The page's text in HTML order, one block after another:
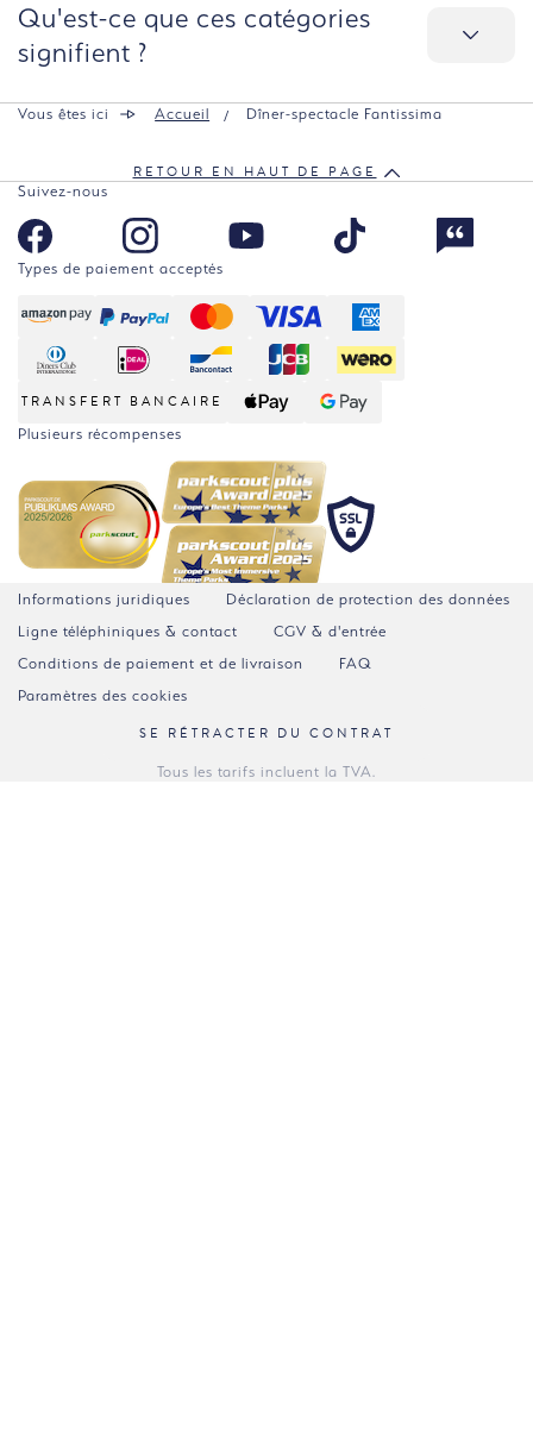
Qu'est-ce que ces catégories
signifient ?
Vous êtes ici Accueil Dîner-spectacle Fantissima
RETOUR EN HAUT DE PAGE
Suivez-nous
Types de paiement acceptés
TRANSFERT BANCAIRE
Plusieurs récompenses
Informations juridiques
Déclaration de protection des données
Ligne téléphiniques & contact
CGV & d'entrée
Conditions de paiement et de livraison
FAQ
Paramètres des cookies
SE RÉTRACTER DU CONTRAT
Tous les tarifs incluent la TVA.